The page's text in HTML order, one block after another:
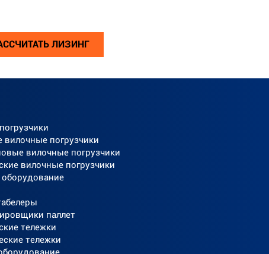
ЛИЗИНГ
вилочные погрузчики
вилочные погрузчики
вилочные погрузчики
паллет
тележки
тележки